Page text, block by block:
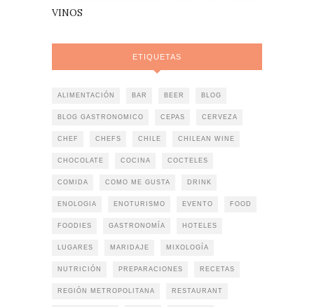
VINOS
ETIQUETAS
ALIMENTACIÓN BAR BEER BLOG
BLOG GASTRONOMICO CEPAS CERVEZA
CHEF CHEFS CHILE CHILEAN WINE
CHOCOLATE COCINA COCTELES
COMIDA COMO ME GUSTA DRINK
ENOLOGIA ENOTURISMO EVENTO FOOD
FOODIES GASTRONOMÍA HOTELES
LUGARES MARIDAJE MIXOLOGÍA
NUTRICIÓN PREPARACIONES RECETAS
REGIÓN METROPOLITANA RESTAURANT